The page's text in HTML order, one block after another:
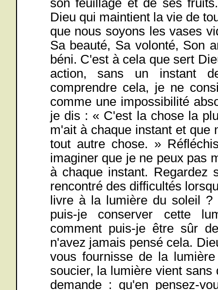
son feuillage et de ses
Dieu qui maintient la vie de
que nous soyons les vases
Sa beauté, Sa volonté, Son
béni. C'est à cela que sert
action, sans un instant
comprendre cela, je ne
comme une impossibilité
je dis : « C'est la chose la
m'ait à chaque instant et que
tout autre chose. »
imaginer que je ne peux pas
à chaque instant. Regardez
rencontré des difficultés
livre à la lumière du soleil
puis-je conserver cette
comment puis-je être sûr
n'avez jamais pensé cela.
vous fournisse de la
soucier, la lumière vient
demande : qu'en pensez-